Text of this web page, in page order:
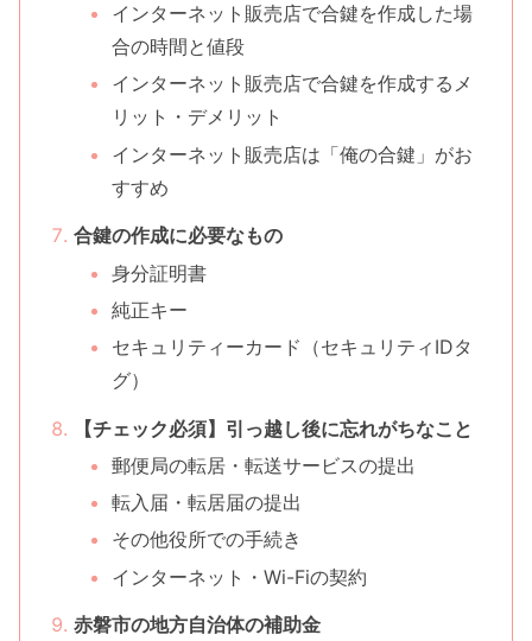
インターネット販売店で合鍵を作成した場
合の時間と値段
インターネット販売店で合鍵を作成するメ
リット・デメリット
インターネット販売店は「俺の合鍵」がお
すすめ
合鍵の作成に必要なもの
身分証明書
純正キー
セキュリティーカード（セキュリティIDタ
グ）
【チェック必須】引っ越し後に忘れがちなこと
郵便局の転居・転送サービスの提出
転入届・転居届の提出
その他役所での手続き
インターネット・Wi-Fiの契約
赤磐市の地方自治体の補助金